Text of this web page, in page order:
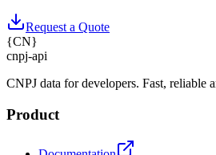
Request a Quote
{CN}
cnpj-api
CNPJ data for developers. Fast, reliable
Product